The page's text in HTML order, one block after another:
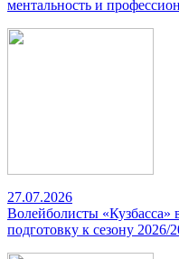
ментальность и
27.07.2026
Волейболисты «Кузбасса»
подготовку к сезону 2026/